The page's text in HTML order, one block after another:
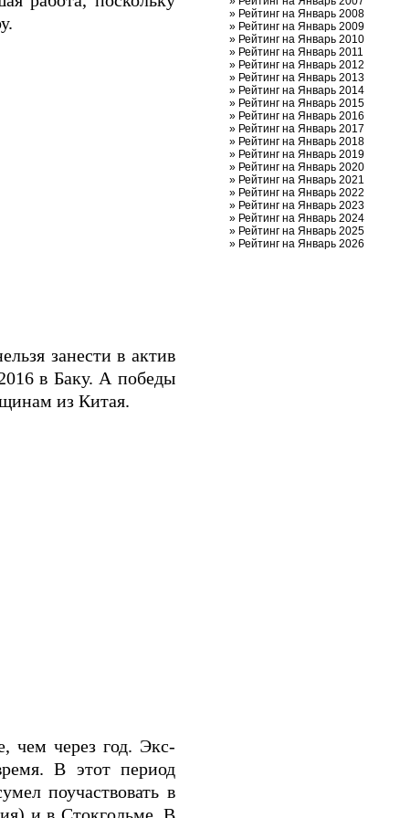
занести в актив
в Баку. А победы
из Китая.
чем через год. Экс-
В этот период
поучаствовать в
» Рейтинг на Январь 2008
» Рейтинг на Январь 2009
» Рейтинг на Январь 2010
» Рейтинг на Январь 2011
» Рейтинг на Январь 2012
» Рейтинг на Январь 2013
» Рейтинг на Январь 2014
» Рейтинг на Январь 2015
» Рейтинг на Январь 2016
» Рейтинг на Январь 2017
» Рейтинг на Январь 2018
» Рейтинг на Январь 2019
» Рейтинг на Январь 2020
» Рейтинг на Январь 2021
» Рейтинг на Январь 2022
» Рейтинг на Январь 2023
» Рейтинг на Январь 2024
» Рейтинг на Январь 2025
» Рейтинг на Январь 2026